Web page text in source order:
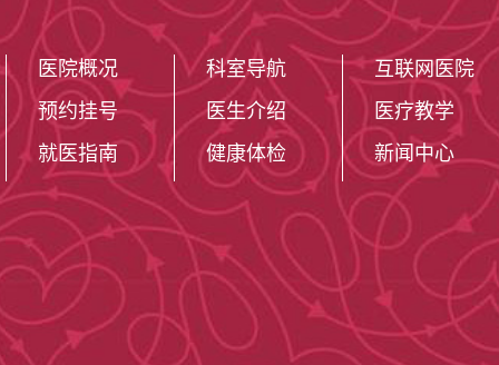
医院概况
预约挂号
就医指南
科室导航
医生介绍
健康体检
互联网医院
医疗教学
新闻中心